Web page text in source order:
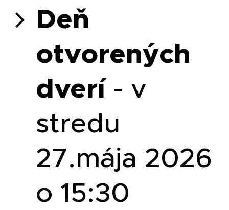
Deň
otvorených
dverí- v
stredu
27.mája 2026
o 15:30